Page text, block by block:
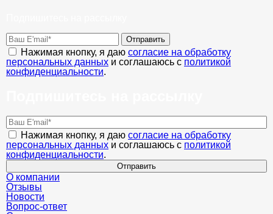
Отправить
Нажимая кнопку, я даю согласие на обработку
персональных данных и соглашаюсь с политикой
конфиденциальности.
Нажимая кнопку, я даю согласие на обработку
персональных данных и соглашаюсь с политикой
конфиденциальности.
Отправить
О компании
Отзывы
Новости
Вопрос-ответ